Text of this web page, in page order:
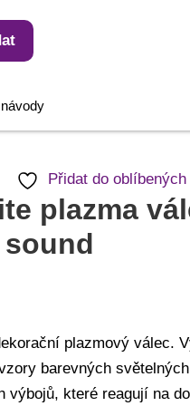
Přidat do oblíbených
plazma
sound
plazmový válec.
barevných
výbojů, které reagují na